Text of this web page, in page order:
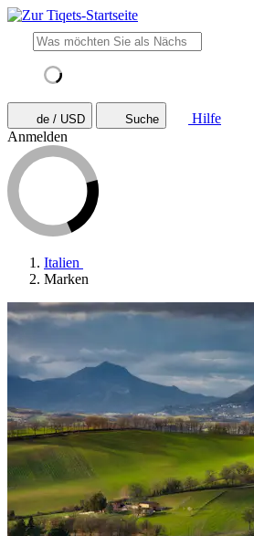
de / USD Suche
Hilfe
Anmelden
Italien
Marken